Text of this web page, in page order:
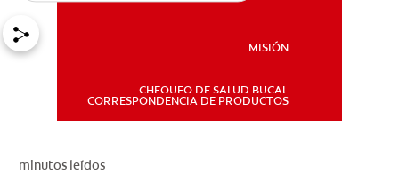
MISIÓN
CHEQUEO DE SALUD BUCAL
CORRESPONDENCIA DE PRODUCTOS
minutos leídos